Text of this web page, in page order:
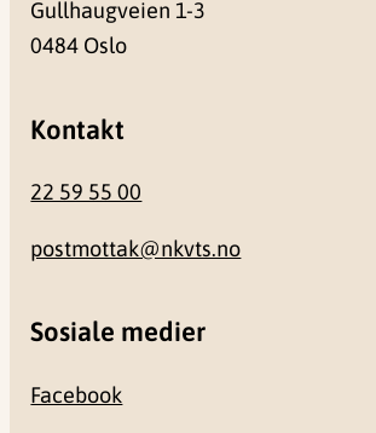
Gullhaugveien 1-3
0484 Oslo
Kontakt
22 59 55 00
postmottak@nkvts.no
Sosiale medier
Facebook